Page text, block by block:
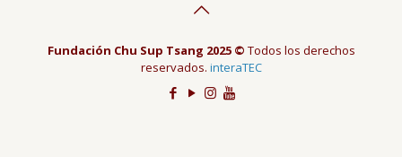
Fundación Chu Sup Tsang 2025 © Todos los derechos
reservados. interaTEC